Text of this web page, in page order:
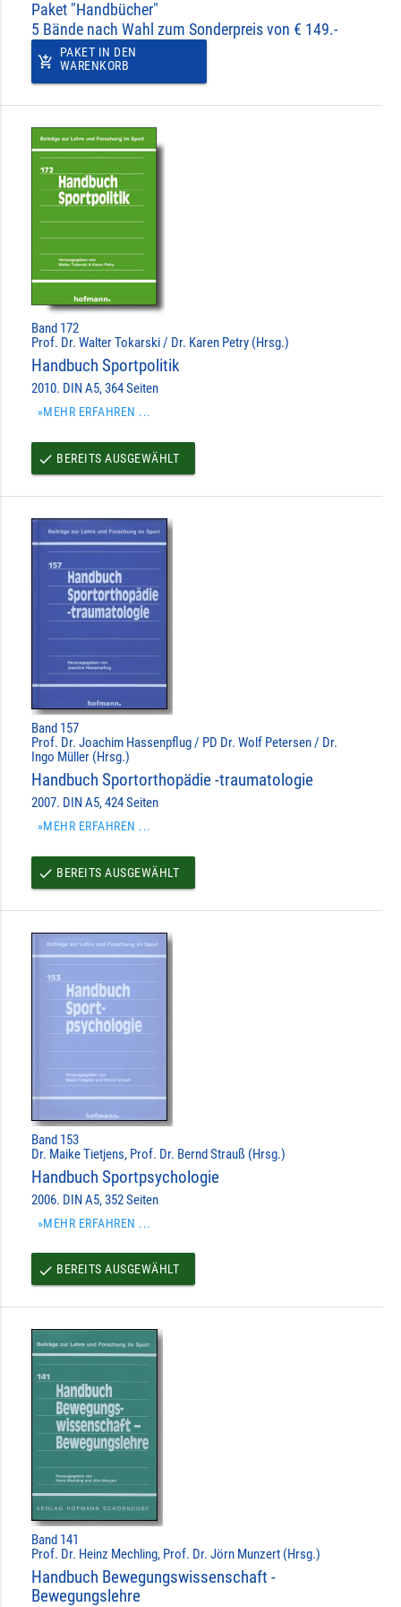
Paket "Handbücher"
5 Bände nach Wahl zum Sonderpreis von € 149.-
add_shopping_cart
PAKET IN DEN
WARENKORB
Band 172
Prof. Dr. Walter Tokarski / Dr. Karen Petry (Hrsg.)
Handbuch Sportpolitik
2010. DIN A5, 364 Seiten
»MEHR ERFAHREN ...
done BEREITS AUSGEWÄHLT
Band 157
Prof. Dr. Joachim Hassenpflug / PD Dr. Wolf Petersen / Dr.
Ingo Müller (Hrsg.)
Handbuch Sportorthopädie -traumatologie
2007. DIN A5, 424 Seiten
»MEHR ERFAHREN ...
done BEREITS AUSGEWÄHLT
Band 153
Dr. Maike Tietjens, Prof. Dr. Bernd Strauß (Hrsg.)
Handbuch Sportpsychologie
2006. DIN A5, 352 Seiten
»MEHR ERFAHREN ...
done BEREITS AUSGEWÄHLT
Band 141
Prof. Dr. Heinz Mechling, Prof. Dr. Jörn Munzert (Hrsg.)
Handbuch Bewegungswissenschaft -
Bewegungslehre